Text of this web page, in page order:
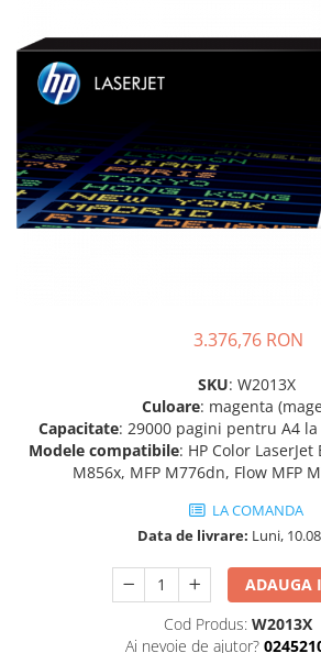
Hard disk-uri externe
Card reader
Adaptoare PCI / PCIe
Accesorii retelistica
PDU
3.376,76 RON
SKU: W2013X
Culoare: magenta
Capacitate: 29000 pagini pentru A4
Modele compatibile: HP Color
M856x, MFP M776dn, Flow MFP
LA COMANDA
Data de livrare: Luni,
ADAUGA
Cod Produs: W2013X
Ai nevoie de ajutor?